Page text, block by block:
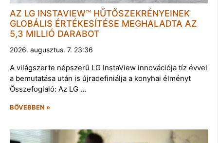
AZ LG INSTAVIEW™ HŰTŐSZEKRÉNYEINEK
GLOBÁLIS ÉRTÉKESÍTÉSE MEGHALADTA AZ
5,3 MILLIÓ DARABOT
2026. augusztus. 7. 23:36
A világszerte népszerű LG InstaView innovációja tíz évvel
a bemutatása után is újradefiniálja a konyhai élményt
Összefoglaló: Az LG …
BŐVEBBEN »